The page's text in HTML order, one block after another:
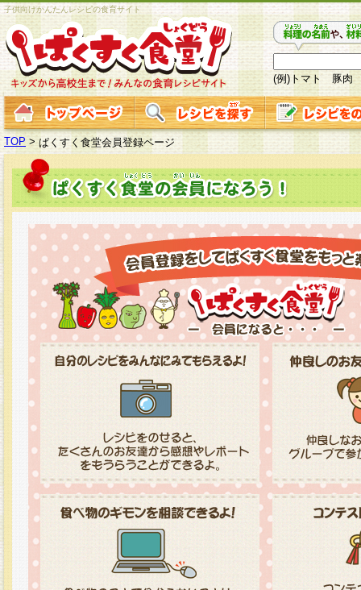
子供向けかんたんレシピの食育サイト
(例)トマト 豚肉
TOP > ぱくすく食堂会員登録ページ